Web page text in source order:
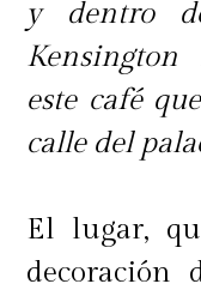
y dentro
Kensington
este café
calle del
El lugar,
decoración